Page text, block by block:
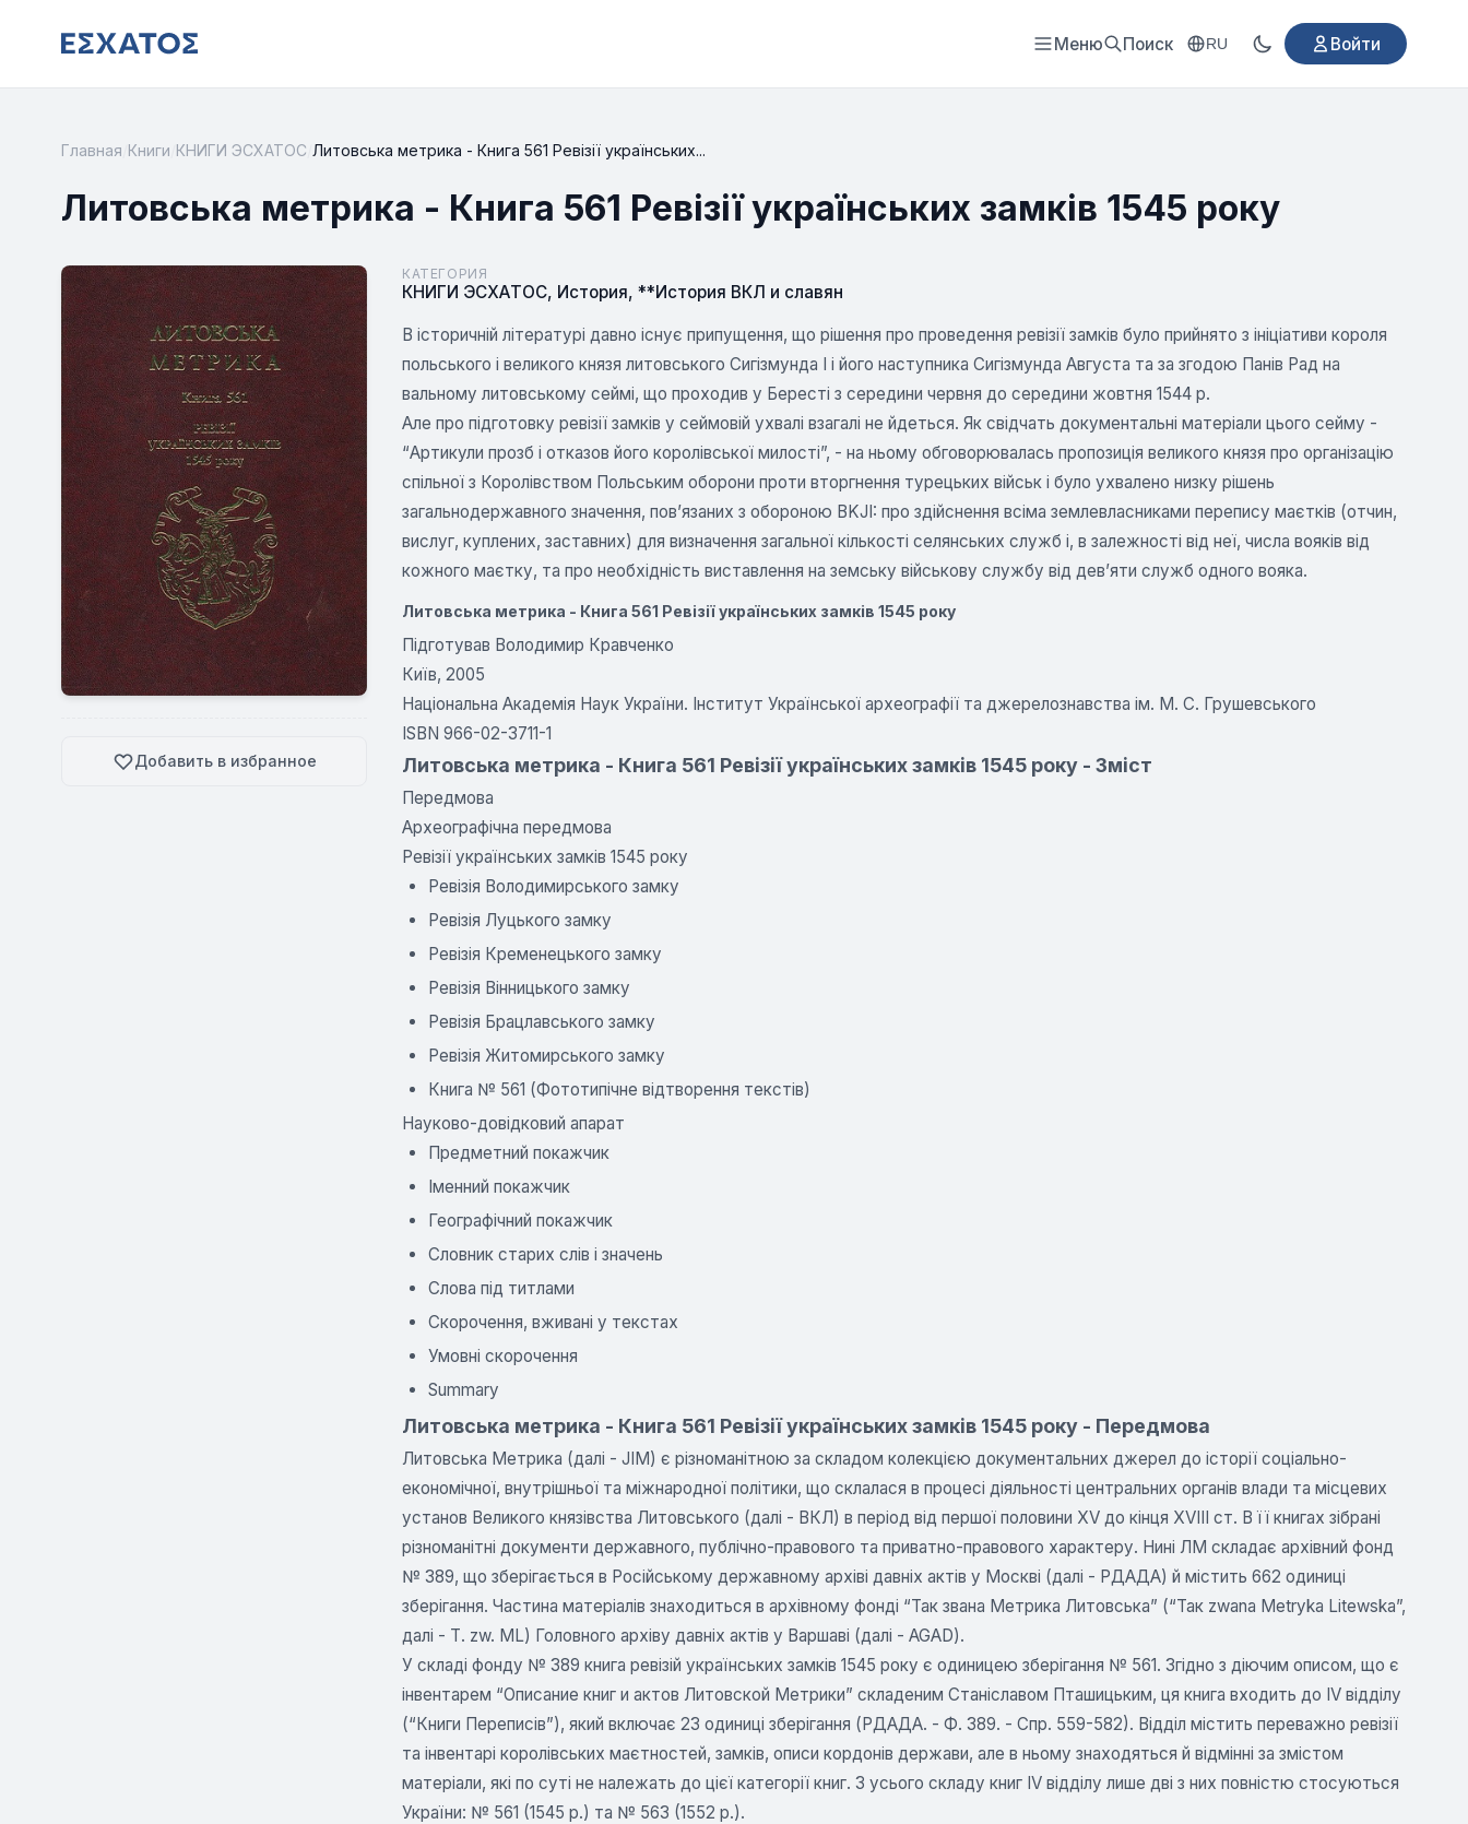
Меню Поиск RU Войти
Главная Книги КНИГИ ЭСХАТОС Литовська метрика - Книга 561 Ревізії українських...
Литовська метрика - Книга 561 Ревізії українських замків 1545 року
Добавить в избранное
КАТЕГОРИЯ
КНИГИ ЭСХАТОС, История, **История ВКЛ и славян
В історичній літературі давно існує припущення, що рішення про проведення ревізії замків було прийнято з ініціативи короля
польського і великого князя литовського Сигізмунда І і його наступника Сигізмунда Августа та за згодою Панів Рад на
вальному литовському сеймі, що проходив у Бересті з середини червня до середини жовтня 1544 р.
Але про підготовку ревізії замків у сеймовій ухвалі взагалі не йдеться. Як свідчать документальні матеріали цього сейму -
“Артикули прозб і отказов його королівської милості”, - на ньому обговорювалась пропозиція великого князя про організацію
спільної з Королівством Польським оборони проти вторгнення турецьких військ і було ухвалено низку рішень
загальнодержавного значення, пов’язаних з обороною BKJI: про здійснення всіма землевласниками перепису маєтків (отчин,
вислуг, куплених, заставних) для визначення загальної кількості селянських служб і, в залежності від неї, числа вояків від
кожного маєтку, та про необхідність виставлення на земську військову службу від дев’яти служб одного вояка.
Литовська метрика - Книга 561 Ревізії українських замків 1545 року
Підготував Володимир Кравченко
Київ, 2005
Національна Академія Наук України. Інститут Української археографії та джерелознавства ім. М. С. Грушевського
ISBN 966-02-3711-1
Литовська метрика - Книга 561 Ревізії українських замків 1545 року - Зміст
Передмова
Археографічна передмова
Ревізії українських замків 1545 року
Ревізія Володимирського замку
Ревізія Луцького замку
Ревізія Кременецького замку
Ревізія Вінницького замку
Ревізія Брацлавського замку
Ревізія Житомирського замку
Книга № 561 (Фототипічне відтворення текстів)
Науково-довідковий апарат
Предметний покажчик
Іменний покажчик
Географічний покажчик
Словник старих слів і значень
Слова під титлами
Скорочення, вживані у текстах
Умовні скорочення
Summary
Литовська метрика - Книга 561 Ревізії українських замків 1545 року - Передмова
Литовська Метрика (далі - JIM) є різноманітною за складом колекцією документальних джерел до історії соціально-
економічної, внутрішньої та міжнародної політики, що склалася в процесі діяльності центральних органів влади та місцевих
установ Великого князівства Литовського (далі - ВКЛ) в період від першої половини XV до кінця XVIII ст. В її книгах зібрані
різноманітні документи державного, публічно-правового та приватно-правового характеру. Нині ЛМ складає архівний фонд
№ 389, що зберігається в Російському державному архіві давніх актів у Москві (далі - РДАДА) й містить 662 одиниці
зберігання. Частина матеріалів знаходиться в архівному фонді “Так звана Метрика Литовська” (“Так zwana Metryka Litewska”,
далі - Т. zw. ML) Головного архіву давніх актів у Варшаві (далі - AGAD).
У складі фонду № 389 книга ревізій українських замків 1545 року є одиницею зберігання № 561. Згідно з діючим описом, що є
інвентарем “Описание книг и актов Литовской Метрики” складеним Станіславом Пташицьким, ця книга входить до IV відділу
(“Книги Переписів”), який включає 23 одиниці зберігання (РДАДА. - Ф. 389. - Спр. 559-582). Відділ містить переважно ревізії
та інвентарі королівських маєтностей, замків, описи кордонів держави, але в ньому знаходяться й відмінні за змістом
матеріали, які по суті не належать до цієї категорії книг. З усього складу книг IV відділу лише дві з них повністю стосуються
України: № 561 (1545 р.) та № 563 (1552 p.).